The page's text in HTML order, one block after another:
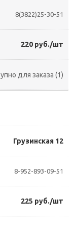
8(3822)25-30-51
220 руб./шт
для заказа (1)
Грузинская 12
8-952-893-09-51
225 руб./шт